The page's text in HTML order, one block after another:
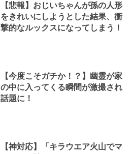
【悲報】おじいちゃんが孫の人形
をきれいにしようとした結果、衝
撃的なルックスになってしまう！
【今度こそガチか！？】幽霊が家
の中に入ってくる瞬間が激撮され
話題に！
【神対応】「キラウエア火山でマ